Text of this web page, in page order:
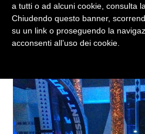
a tutti o ad alcuni cookie, consulta la
Chiudendo questo banner,
su un link o proseguendo la
acconsenti all’uso dei cookie.